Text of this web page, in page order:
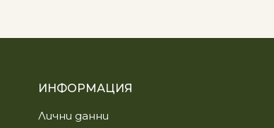
ИНФОРМАЦИЯ
Лични данни